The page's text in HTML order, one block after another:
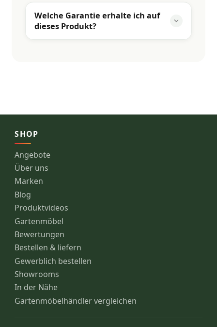
Welche Garantie erhalte ich auf
dieses Produkt?
SHOP
Angebote
Über uns
Marken
Blog
Produktvideos
Gartenmöbel
Bewertungen
Bestellen & liefern
Gewerblich bestellen
Showrooms
In der Nähe
Gartenmöbelhändler vergleichen